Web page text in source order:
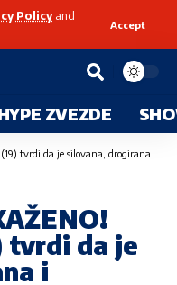
Policyand
Accept
ZVEZDE
drogirana i pretučena! Evo koga je OPTUŽILA
tvrdi da je
i